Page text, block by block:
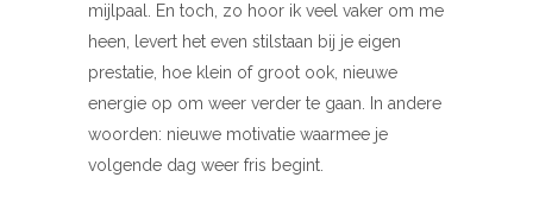
mijlpaal. En toch, zo hoor ik veel vaker om me
heen, levert het even stilstaan bij je eigen
prestatie, hoe klein of groot ook, nieuwe
energie op om weer verder te gaan. In andere
woorden: nieuwe motivatie waarmee je
volgende dag weer fris begint.